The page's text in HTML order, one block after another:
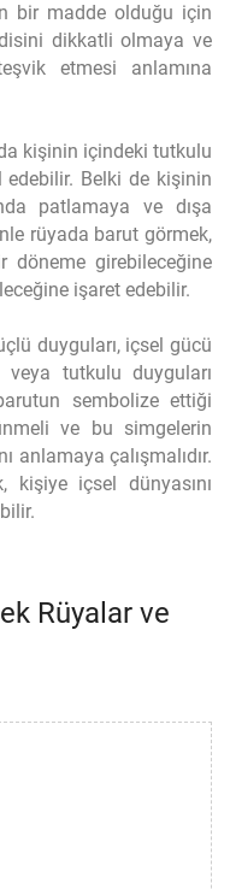
bir madde olduğu için
dikkatli olmaya ve
etmesi anlamına
kişinin içindeki tutkulu
edebilir. Belki de kişinin
patlamaya ve dışa
rüyada barut görmek,
girebileceğine
işaret edebilir.
duyguları, içsel gücü
tutkulu duyguları
sembolize ettiği
ve bu simgelerin
anlamaya çalışmalıdır.
içsel dünyasını
Rüyalar ve